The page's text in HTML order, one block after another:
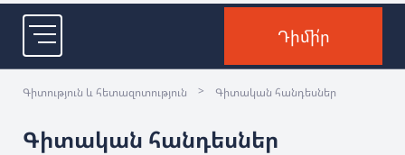
Դիմի՛ր
Գիտություն և հետազոտություն > Գիտական հանդեսներ
Գիտական հանդեսներ